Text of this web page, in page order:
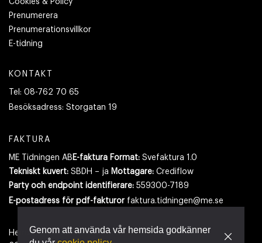
Cookies & Policy
Prenumerera
Prenumerationsvillkor
E-tidning
KONTAKT
Tel: 08-762 70 65
Besöksadress: Storgatan 19
FAKTURA
ME Tidningen AB E-faktura Format: Svefaktura 1.0
Tekniskt kuvert: SBDH – ja Mottagare: Crediflow
Party och endpoint identifierare: 559300-7189
E-postadress för pdf-fakturor faktura.tidningen@me.se
Hemsidan använder cookies.Läs mer
Genom att använda vår hemsida godkänner